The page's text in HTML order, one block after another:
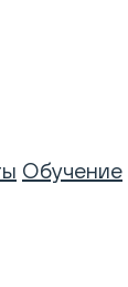
Обучение